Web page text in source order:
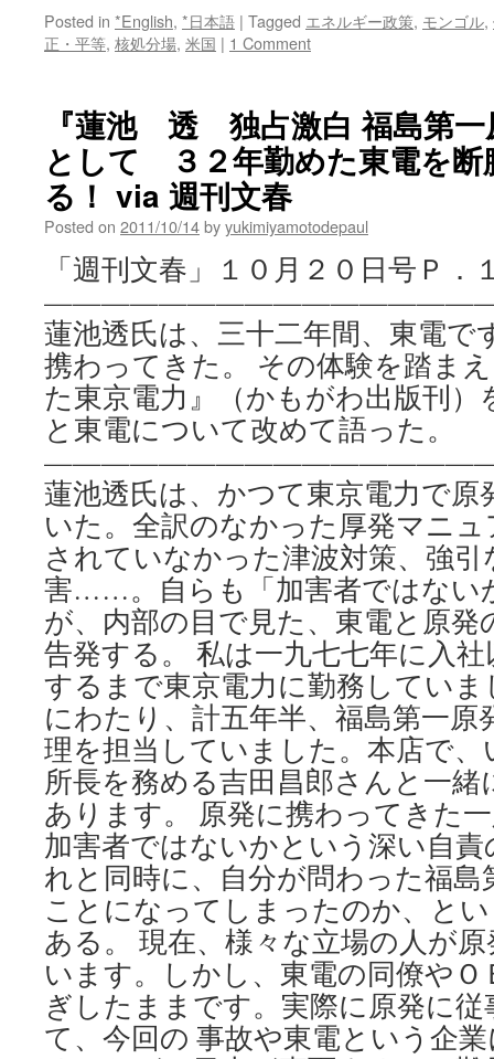
Posted in *English, *日本語 | Tagged エネルギー政策, モンゴル,
正・平等, 核処分場, 米国 | 1 Comment
『蓮池 透 独占激白 福島第一
として ３２年勤めた東電を断
る！ via 週刊文春
Posted on 2011/10/14byyukimiyamotodepaul
「週刊文春」１０月２０日号Ｐ．
蓮池透氏は、三十二年間、東電で
携わってきた。 その体験を踏ま
た東京電力』（かもがわ出版刊）
と東電について改めて語った。
蓮池透氏は、かつて東京電力で原
いた。全訳のなかった厚発マニ
されていなかった津波対策、強
害……。自らも「加害者ではない
が、内部の目で見た、東電と原発
告発する。 私は一九七七年に入
するまで東京電力に勤務してい
にわたり、計五年半、福島第一原
理を担当していました。本店で
所長を務める吉田昌郎さんと一
あります。 原発に携わってきた
加害者ではないかという深い自
れと同時に、自分が問わった福
ことになってしまったのか、と
ある。 現在、様々な立場の人が
います。しかし、東電の同僚や
ぎしたままです。実際に原発に
て、今回の 事故や東電という企